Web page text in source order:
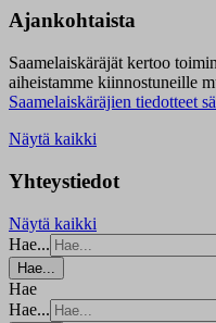
Ajankohtaista
Saamelaiskäräjät kertoo
aiheistamme kiinnostuneille
Saamelaiskäräjien tiedotteet
Näytä kaikki
Yhteystiedot
Näytä kaikki
Hae...
Hae...
Hae
Hae...